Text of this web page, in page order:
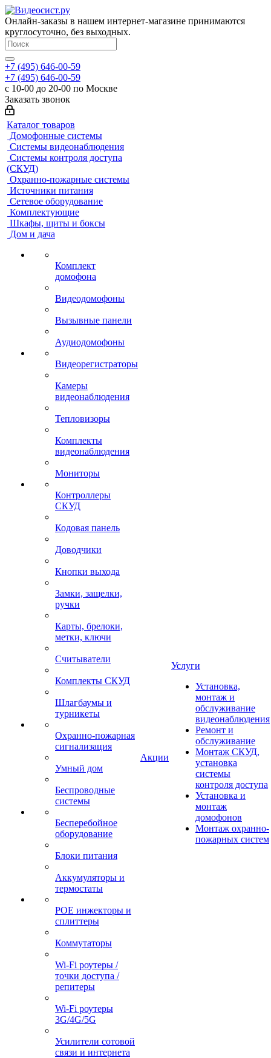
Онлайн-заказы в нашем интернет-магазине принимаются
круглосуточно, без выходных.
+7 (495) 646-00-59
+7 (495) 646-00-59
с 10-00 до 20-00 по Москве
Заказать звонок
Каталог товаров
Домофонные системы
Системы видеонаблюдения
Системы контроля доступа
(СКУД)
Охранно-пожарные системы
Источники питания
Сетевое оборудование
Комплектующие
Шкафы, щиты и боксы
Дом и дача
Комплект
домофона
Видеодомофоны
Вызывные панели
Аудиодомофоны
Видеорегистраторы
Камеры
видеонаблюдения
Тепловизоры
Комплекты
видеонаблюдения
Мониторы
Контроллеры
СКУД
Кодовая панель
Доводчики
Кнопки выхода
Замки, защелки,
ручки
Карты, брелоки,
метки, ключи
Считыватели
Комплекты СКУД
Шлагбаумы и
турникеты
Охранно-пожарная
сигнализация
Умный дом
Беспроводные
системы
Бесперебойное
оборудование
Блоки питания
Аккумуляторы и
термостаты
POE инжекторы и
сплиттеры
Коммутаторы
Wi-Fi роутеры /
точки доступа /
репитеры
Wi-Fi роутеры
3G/4G/5G
Усилители сотовой
связи и интернета
Акции
Услуги
Установка,
монтаж и
обслуживание
видеонаблюдения
Ремонт и
обслуживание
Монтаж СКУД,
установка
системы
контроля доступа
Установка и
монтаж
домофонов
Монтаж охранно-
пожарных систем